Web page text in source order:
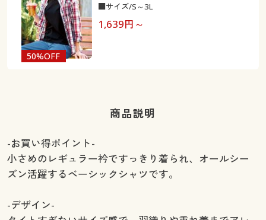
50%OFF
1,639円～
■サイズ/S～3L
商品説明
-お買い得ポイント-
小さめのレギュラー衿ですっきり着られ、オールシー
ズン活躍するベーシックシャツです。
-デザイン-